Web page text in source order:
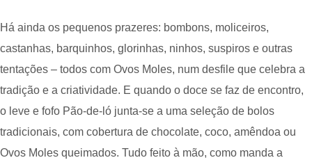
Há ainda os pequenos prazeres: bombons, moliceiros,
castanhas, barquinhos, glorinhas, ninhos, suspiros e outras
tentações – todos com Ovos Moles, num desfile que celebra a
tradição e a criatividade. E quando o doce se faz de encontro,
o leve e fofo Pão-de-ló junta-se a uma seleção de bolos
tradicionais, com cobertura de chocolate, coco, amêndoa ou
Ovos Moles queimados. Tudo feito à mão, como manda a